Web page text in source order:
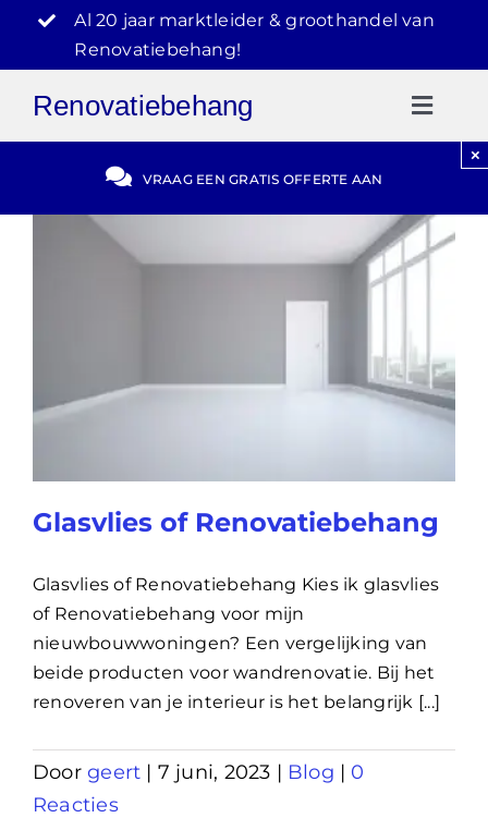
inhoud
Al 20 jaar marktleider & groothandel van
Renovatiebehang!
Renovatiebehang
Gratis Offerte
VRAAG EEN GRATIS OFFERTE AAN
×
Glasvlies of Renovatiebehang
Glasvlies of Renovatiebehang Kies ik glasvlies
of Renovatiebehang voor mijn
nieuwbouwwoningen? Een vergelijking van
beide producten voor wandrenovatie. Bij het
renoveren van je interieur is het belangrijk [...]
Doorgeert | 7 juni, 2023 | Blog | 0
Reacties